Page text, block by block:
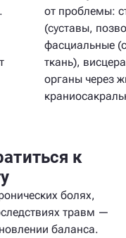
от проблемы:
(суставы,
фасциальные
ткань),
органы через
к
болях,
травм —
баланса.